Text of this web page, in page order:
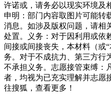
许诺或，请务必以现实环境及
申明：部门内容取图片可能转
消息。如涉及版权问题，请相
处置。义务：对于因利用或依
间接或间接丧失，本材料（或
务。对于不成抗力、第三方行
不承担义务。志愿接管束缚：
者，均视为已充实理解并志愿
往搜狐，查看更多！